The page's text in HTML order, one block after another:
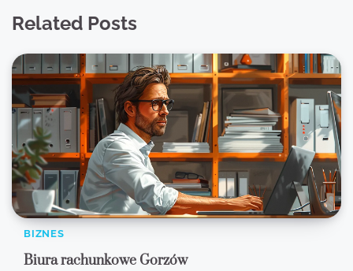
Related Posts
BIZNES
Biura rachunkowe Gorzów